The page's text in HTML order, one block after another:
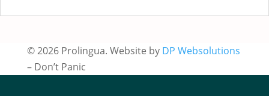
© 2026 Prolingua. Website by DP Websolutions
– Don’t Panic